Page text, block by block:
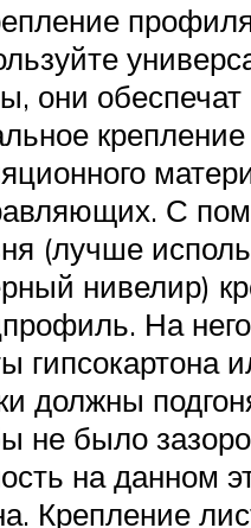
они обеспечат
крепление
С
(лучше
нивелир)
На
гипсокартона
должны
не было
на данном
Крепление